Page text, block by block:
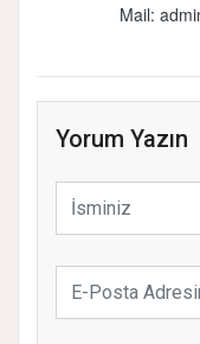
Mail:
Yorum Yazın